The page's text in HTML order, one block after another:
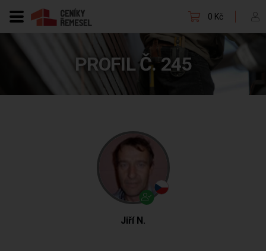
0 Kč
PROFIL Č. 245
Jiří N.